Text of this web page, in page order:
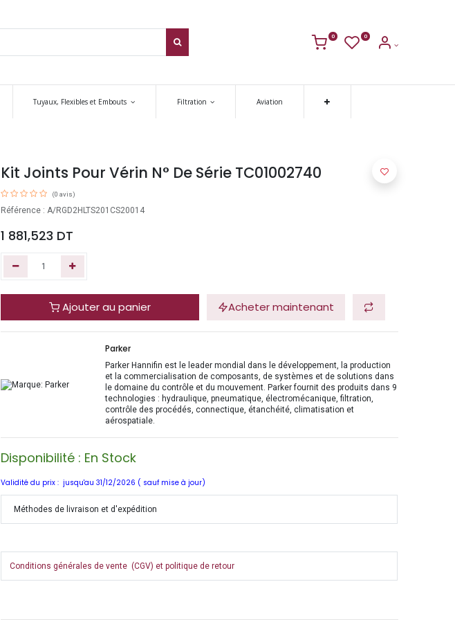
0 0
Tuyaux, Flexibles et Embouts Filtration Aviation
Kit Joints Pour Vérin N° De Série TC01002740
(0 avis)
Référence : A/RGD2HLTS201CS20014
1 881,523 DT
Ajouter au panier Acheter maintenant
Parker
Parker Hannifin est le leader mondial dans le développement, la production
et la commercialisation de composants, de systèmes et de solutions dans
le domaine du contrôle et du mouvement. Parker fournit des produits dans 9
technologies : hydraulique, pneumatique, électromécanique, filtration,
contrôle des procédés, connectique, étanchéité, climatisation et
aérospatiale.
Disponibilité : En Stock
Validité du prix : jusqu'au 31/12/2026 ( sauf mise à jour)
Méthodes de livraison et d'expédition
Conditions générales de vente (CGV) et politique de retour